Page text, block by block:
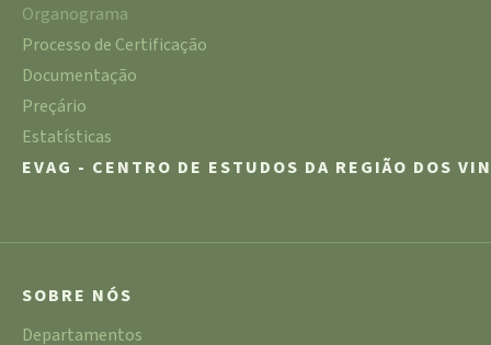
Organograma
Processo de Certificação
Documentação
Preçário
Estatísticas
EVAG - CENTRO DE ESTUDOS DA REGIÃO DOS
SOBRE NÓS
Departamentos